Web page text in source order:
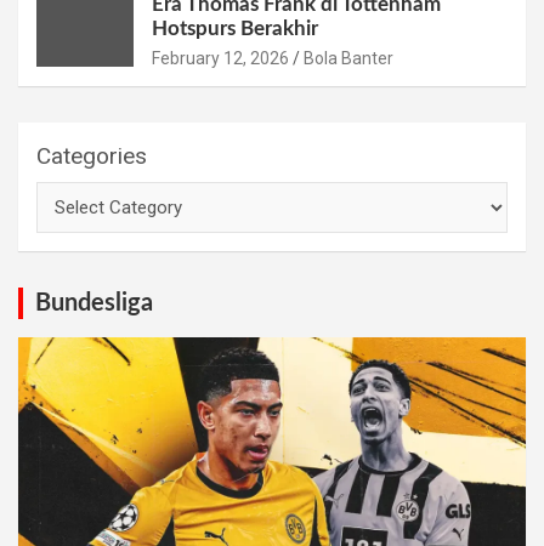
Hotspurs Berakhir
February 12, 2026 Bola Banter
Categories
Bundesliga